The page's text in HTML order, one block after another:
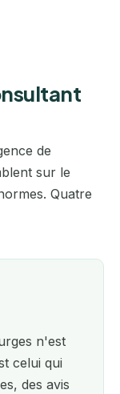
de
sur le
Quatre
n'est
celui qui
des avis